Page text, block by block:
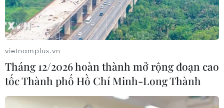
vietnamplus.vn
Tháng 12/2026 hoàn thành mở rộng đoạn cao
tốc Thành phố Hồ Chí Minh-Long Thành